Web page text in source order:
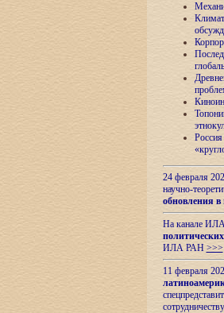
24 февраля
научно-
обновления в
На канале
ИЛА РАН >>>
11 февраля